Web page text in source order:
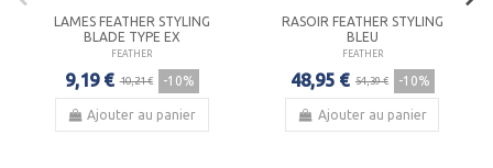
LAMES FEATHER STYLING
BLADE TYPE EX
FEATHER
9,19 € 10,21 € -10%
Ajouter au panier
RASOIR FEATHER STYLING
BLEU
FEATHER
48,95 € 54,39 € -10%
Ajouter au panier